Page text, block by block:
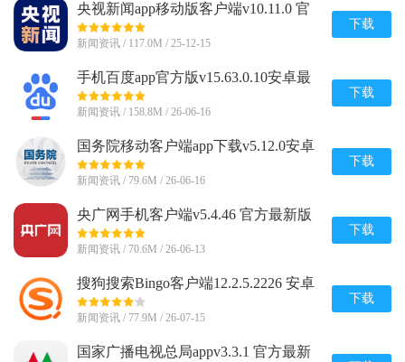
央视新闻app移动版客户端v10.11.0 官
方最新版
新闻资讯 / 117.0M / 25-12-15
下载
手机百度app官方版v15.63.0.10安卓最
新版
新闻资讯 / 158.8M / 26-06-16
下载
国务院移动客户端app下载v5.12.0安卓
最新版
新闻资讯 / 79.6M / 26-06-16
下载
央广网手机客户端v5.4.46 官方最新版
新闻资讯 / 70.6M / 26-06-13
下载
搜狗搜索Bingo客户端12.2.5.2226 安卓
官方版
新闻资讯 / 77.9M / 26-07-15
下载
国家广播电视总局appv3.3.1 官方最新